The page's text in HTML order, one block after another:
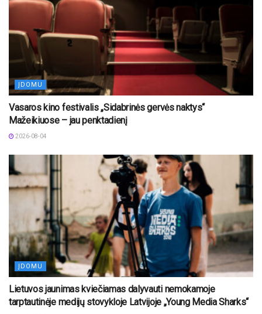
ĮDOMU
Vasaros kino festivalis „Sidabrinės gervės naktys“
Mažeikiuose – jau penktadienį
2026-08-04
ĮDOMU
Lietuvos jaunimas kviečiamas dalyvauti nemokamoje
tarptautinėje medijų stovykloje Latvijoje „Young Media Sharks“